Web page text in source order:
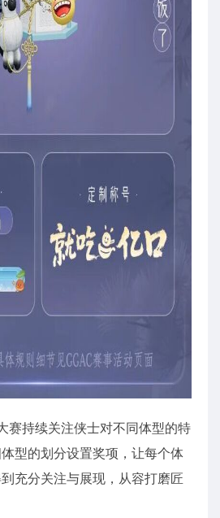
赛持续关注侠士对不同体型的特
型的划分设置奖项，让每个体
充分关注与展现，从容打磨匠